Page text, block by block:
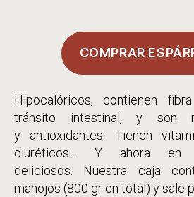
COMPRAR
Hipocalóricos, contienen
tránsito intestinal, y son
y antioxidantes. Tienen
diuréticos… Y ahora en
deliciosos. Nuestra caja
manojos (800 gr en total) y sale